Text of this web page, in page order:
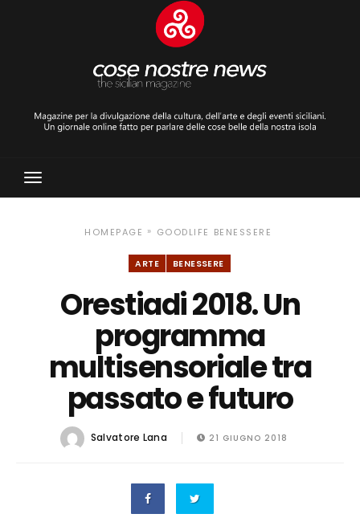
Toggle
Navigation
HOMEPAGE » GOODLIFE BENESSERE
ARTE BENESSERE
Orestiadi 2018. Un
programma
multisensoriale tra
passato e futuro
Salvatore Lana 21 GIUGNO 2018